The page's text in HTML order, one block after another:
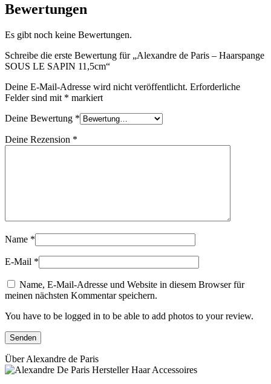
Bewertungen
Es gibt noch keine Bewertungen.
Schreibe die erste Bewertung für „Alexandre de Paris – Haarspange
SOUS LE SAPIN 11,5cm“
Deine E-Mail-Adresse wird nicht veröffentlicht. Erforderliche
Felder sind mit * markiert
Deine Bewertung *
Deine Rezension *
Name *
E-Mail *
Name, E-Mail-Adresse und Website in diesem Browser für
meinen nächsten Kommentar speichern.
You have to be logged in to be able to add photos to your review.
Über Alexandre de Paris